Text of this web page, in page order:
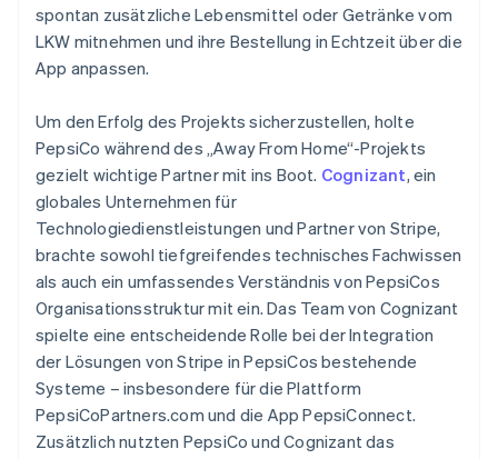
spontan zusätzliche Lebensmittel oder Getränke vom
LKW mitnehmen und ihre Bestellung in Echtzeit über die
App anpassen.
Um den Erfolg des Projekts sicherzustellen, holte
PepsiCo während des „Away From Home“-Projekts
gezielt wichtige Partner mit ins Boot. Cognizant, ein
globales Unternehmen für
Technologiedienstleistungen und Partner von Stripe,
brachte sowohl tiefgreifendes technisches Fachwissen
als auch ein umfassendes Verständnis von PepsiCos
Organisationsstruktur mit ein. Das Team von Cognizant
spielte eine entscheidende Rolle bei der Integration
der Lösungen von Stripe in PepsiCos bestehende
Systeme – insbesondere für die Plattform
PepsiCoPartners.com und die App PepsiConnect.
Zusätzlich nutzten PepsiCo und Cognizant das